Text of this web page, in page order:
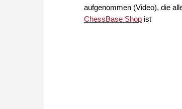
aufgenommen (Video), die
ChessBase Shop ist